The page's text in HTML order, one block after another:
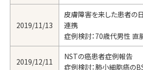
2019/11/13
皮膚障害を来した患者の
連携
症例検討：70歳代男性 直
2019/12/11
NSTの癌患者症例報告
症例検討：肺小細胞癌の